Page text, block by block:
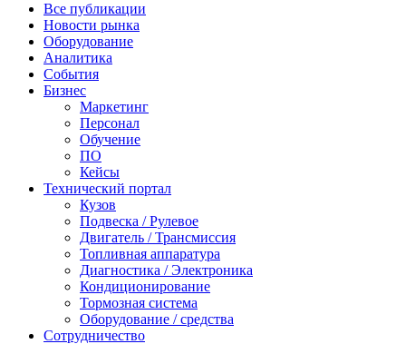
Все публикации
Новости рынка
Оборудование
Аналитика
События
Бизнес
Маркетинг
Персонал
Обучение
ПО
Кейсы
Технический портал
Кузов
Подвеска / Рулевое
Двигатель / Трансмиссия
Топливная аппаратура
Диагностика / Электроника
Кондиционирование
Тормозная система
Оборудование / средства
Сотрудничество